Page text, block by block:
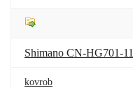
Shimano CN-HG701-
kovrob